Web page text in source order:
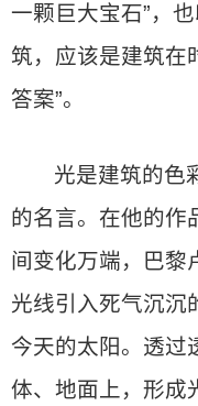
一颗巨大宝石”，
筑，应该是建筑在
答案”。
光是建筑的色
的名言。在他的作
间变化万端，巴黎
光线引入死气沉沉
今天的太阳。透过
体、地面上，形成